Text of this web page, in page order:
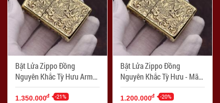
Bật Lửa Zippo Đồng
Nguyên Khắc Tỳ Hưu Armor
- Mã SP: ZPC2369-169
1.350.000đ -21%
Bật Lửa Zippo Đồng
Nguyên Khắc Tỳ Hưu - Mã
SP: ZPC2369-254
1.200.000đ -20%